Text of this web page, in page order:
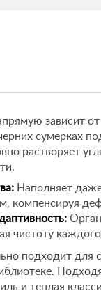
зависит
сумерках
растворяет
Наполняет
компенсируя
чистоту
подходит для
и теплая